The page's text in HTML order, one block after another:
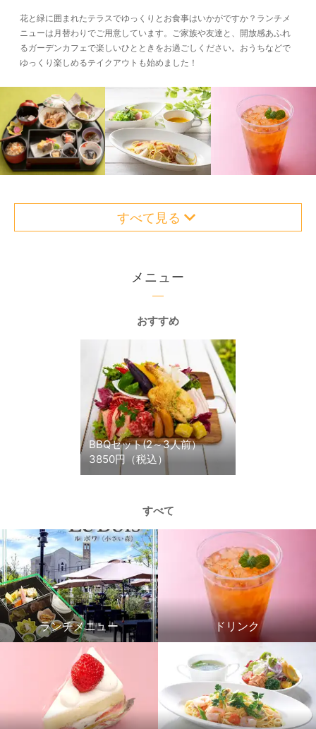
花と緑に囲まれたテラスでゆっくりとお食事はいかがですか？ランチメ
ニューは月替わりでご用意しています。ご家族や友達と、開放感あふれ
るガーデンカフェで楽しいひとときをお過ごしください。おうちなどで
ゆっくり楽しめるテイクアウトも始めました！
すべて見る
メニュー
おすすめ
BBQセット(2～3人前）
3850円（税込）
すべて
ランチメニュー ドリンク